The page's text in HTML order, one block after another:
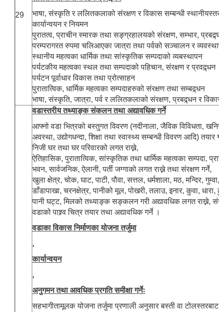
29
भाषा, संस्कृति र ललितकलाको संरक्षण र विकास सम्बन्धी
कार्यान्वयन र नियमन
पुरातत्व, प्राचीन स्मारक तथा सङ्ग्रहालयको संरक्षण, सम्भार,
परम्परागरत रुपमा चलिआएका जात्रा तथा पर्वको सञ्चालन र
स्थानीय महत्वका धार्मिक तथा सांस्कृतिक सम्पदाको व्यबस्थापन
पर्यटकीय महत्वका स्थल तथा सम्पदाको पहिचान, संरक्षण र प्रवद्र्धन
पर्यटन पूर्वाधार विकास तथा प्रोत्साहन
पुरातात्विक, धार्मिक महत्वका सम्पदाहरुको संरक्षण तथा सम्बद्र्धन
भाषा, संस्कृति, जात्रा, पर्व र ललितकलाको संरक्षण, प्रबद्र्धन र
वडास्तरीय तथ्याङ्क संकलन तथा अद्यावधिक गर्ने
आफ्नो वडा भित्रको बस्तुगत विवरण (नदीनाला, जैविक विविधता,
अवस्था, उद्योगधन्दा, शिक्षा तथा स्वास्थ्य सम्बन्धी विवरण आदि) तयार
निजी घर तथा घर परिवारको लगत राख्ने,
ऐतिहासिक, पुरातात्विक, सांस्कृतिक तथा धार्मिक महत्वका सम्पदा,
भवन, सार्वजनिक, ऐलानी, पर्ती जग्गाको लगत राख्ने तथा संरक्षण गर्ने,
खुला क्षेत्र, चोक, घाट, पाटी, पौवा, सत्तल, धर्मशाला, मठ, मन्दिर,
डाँडापाखा, चरनक्षेत्र, पानीको मूल, पोखरी, तलाउ, इनार, कुवा,
पानी घट्ट, मिलको तथ्याङ्क सङ्कलन गरी अद्यावधिक लगत राख्ने,
वडाको पाश्र्व चित्र तयार तथा अद्यावधिक गर्ने ।
वडाका विकास निर्माणका योजना तर्जुमा
,
कार्यान्वयन
,
अनुगमन तथा आवधिक प्रगति समीक्षा गर्नेः
सहभागीतामूलक योजना तर्जुमा प्रणाली अनुसार बस्ती वा